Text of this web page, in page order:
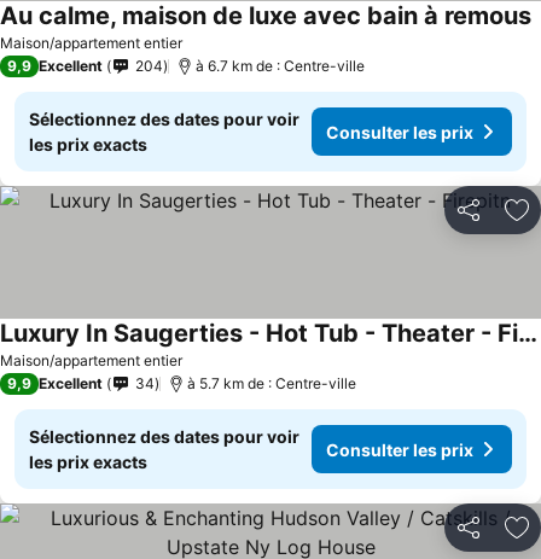
Maison/appartement entier
Au calme, maison de luxe avec bain à remous
9,9 Excellent 204 à 6.7 km de : Centre-ville
Sélectionnez des dates pour voir
les prix exacts
Consulter les prix
Partager
Maison/appartement entier
Luxury In Saugerties - Hot Tub - Theater - Firepitn
9,9 Excellent 34 à 5.7 km de : Centre-ville
Sélectionnez des dates pour voir
les prix exacts
Consulter les prix
Partager